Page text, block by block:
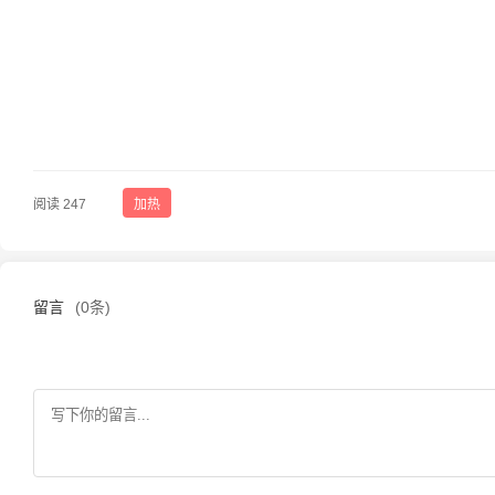
阅读 247 加热
留言 (0条)